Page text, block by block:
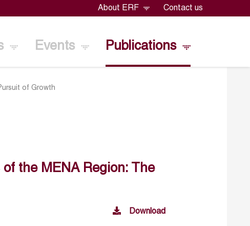
About ERF Contact us
Events Publications
of Growth
the MENA Region: The
Download